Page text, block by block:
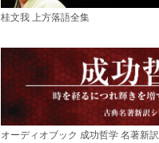
桂文我 上方落語全集
オーディオブック 成功哲学 名著新